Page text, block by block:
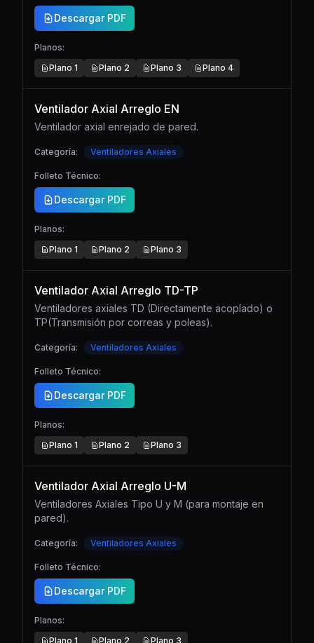
Descargar PDF
Planos:
Plano 1 Plano 2 Plano 3 Plano 4
Ventilador Axial Arreglo EN
Ventilador axial enrejado de pared.
Categoría: Ventiladores Axiales
Folleto Técnico:
Descargar PDF
Planos:
Plano 1 Plano 2 Plano 3
Ventilador Axial Arreglo TD-TP
Ventiladores axiales TD (Directamente acoplado) o
TP(Transmisión por correas y poleas).
Categoría: Ventiladores Axiales
Folleto Técnico:
Descargar PDF
Planos:
Plano 1 Plano 2 Plano 3
Ventilador Axial Arreglo U-M
Ventiladores Axiales Tipo U y M (para montaje en
pared).
Categoría: Ventiladores Axiales
Folleto Técnico:
Descargar PDF
Planos:
Plano 1 Plano 2 Plano 3